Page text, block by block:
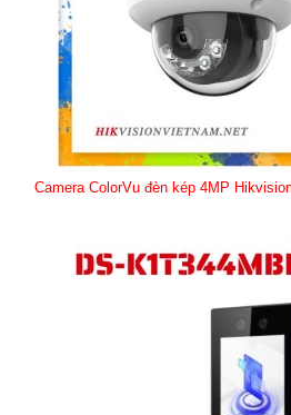
Camera ColorVu đèn kép 4MP